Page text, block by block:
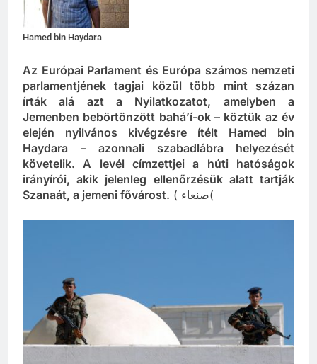
Hamed bin Haydara
Az Európai Parlament és Európa számos nemzeti
parlamentjének tagjai közül több mint százan
írták alá azt a Nyilatkozatot, amelyben a
Jemenben bebörtönzött bahá’í-ok – köztük az év
elején nyilvános kivégzésre ítélt Hamed bin
Haydara – azonnali szabadlábra helyezését
követelik. A levél címzettjei a húti hatóságok
irányírói, akik jelenleg ellenőrzésük alatt tartják
Szanaát, a jemeni fővárost.
( صنعاء(